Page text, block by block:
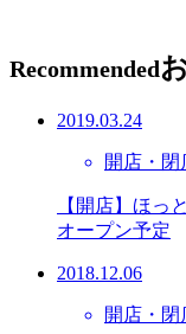
Recommended
2019.03.24
開店・閉
【開店】ほっ
オープン予定
2018.12.06
開店・閉